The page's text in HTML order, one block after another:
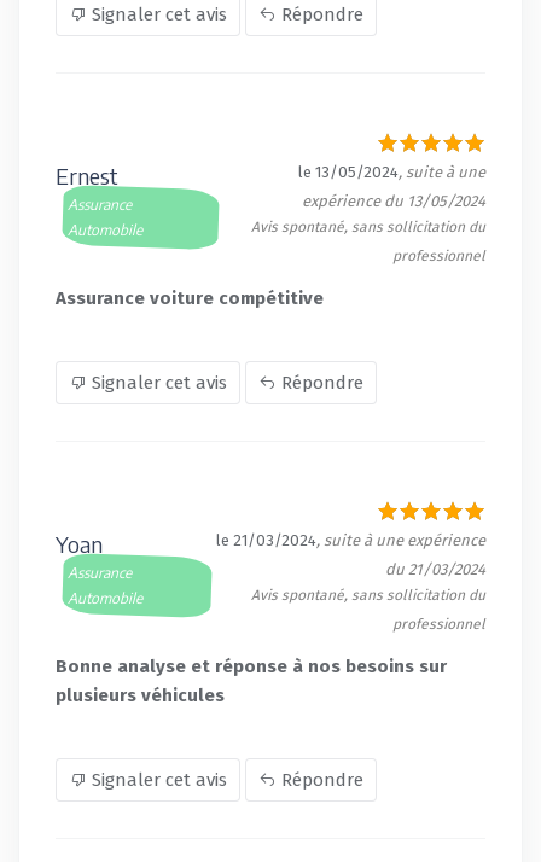
Signaler cet avis Répondre
Ernest
Assurance
Automobile
le 13/05/2024, suite à une
expérience du 13/05/2024
Avis spontané, sans sollicitation du
professionnel
Assurance voiture compétitive
Signaler cet avis Répondre
Yoan
Assurance
Automobile
le 21/03/2024, suite à une expérience
du 21/03/2024
Avis spontané, sans sollicitation du
professionnel
Bonne analyse et réponse à nos besoins sur
plusieurs véhicules
Signaler cet avis Répondre